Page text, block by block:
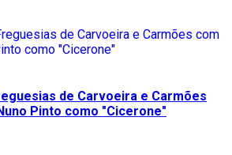
de Carvoeira e Carmões
Pinto como "Cicerone"